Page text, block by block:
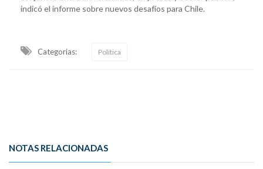
indicó el informe sobre nuevos desafíos para Chile.
Categorias: Política
NOTAS RELACIONADAS